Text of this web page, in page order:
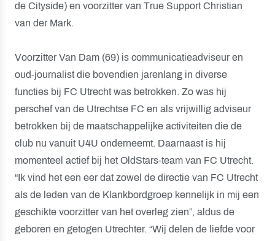
de Cityside) en voorzitter van True Support Christian
van der Mark.
Voorzitter Van Dam (69) is communicatieadviseur en
oud-journalist die bovendien jarenlang in diverse
functies bij FC Utrecht was betrokken. Zo was hij
perschef van de Utrechtse FC en als vrijwillig adviseur
betrokken bij de maatschappelijke activiteiten die de
club nu vanuit U4U onderneemt. Daarnaast is hij
momenteel actief bij het OldStars-team van FC Utrecht.
“Ik vind het een eer dat zowel de directie van FC Utrecht
als de leden van de Klankbordgroep kennelijk in mij een
geschikte voorzitter van het overleg zien”, aldus de
geboren en getogen Utrechter. “Wij delen de liefde voor